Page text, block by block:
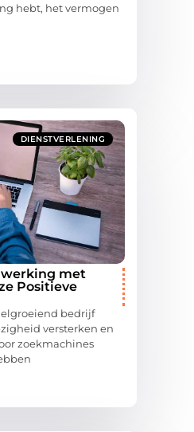
hebt, het vermogen
DIENSTVERLENING
met
Positieve
bedrijf
versterken en
zoekmachines